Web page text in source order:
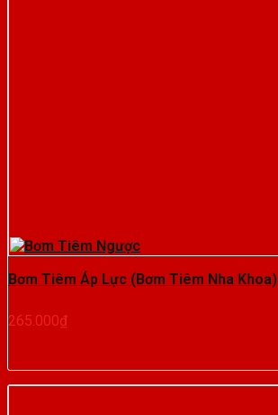
Bơm Tiêm Áp Lực (Bơm Tiêm Nha Khoa)
265.000₫